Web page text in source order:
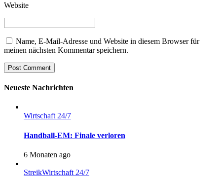
Website
Name, E-Mail-Adresse und Website in diesem Browser für
meinen nächsten Kommentar speichern.
Post Comment
Neueste Nachrichten
Wirtschaft 24/7
Handball-EM: Finale verloren
6 Monaten ago
StreikWirtschaft 24/7